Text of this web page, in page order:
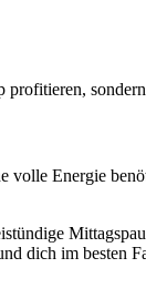
Energie
dich im besten